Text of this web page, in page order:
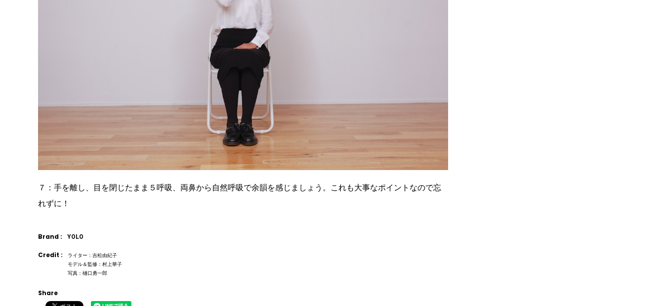
７：手を離し、目を閉じたまま５呼吸、両鼻から自然呼吸で余韻を感じましょう。これも大事なポイントなので忘
れずに！
Brand : YOLO
Credit :
ライター：吉松由紀子
モデル＆監修：村上華子
写真：樋口勇一郎
Share